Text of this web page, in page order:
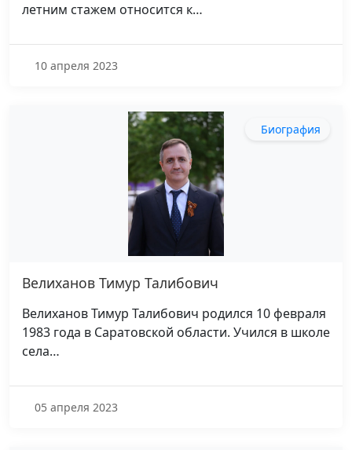
летним стажем относится к…
10 апреля 2023
Биография
Велиханов Тимур Талибович
Велиханов Тимур Талибович родился 10 февраля
1983 года в Саратовской области. Учился в школе
села…
05 апреля 2023